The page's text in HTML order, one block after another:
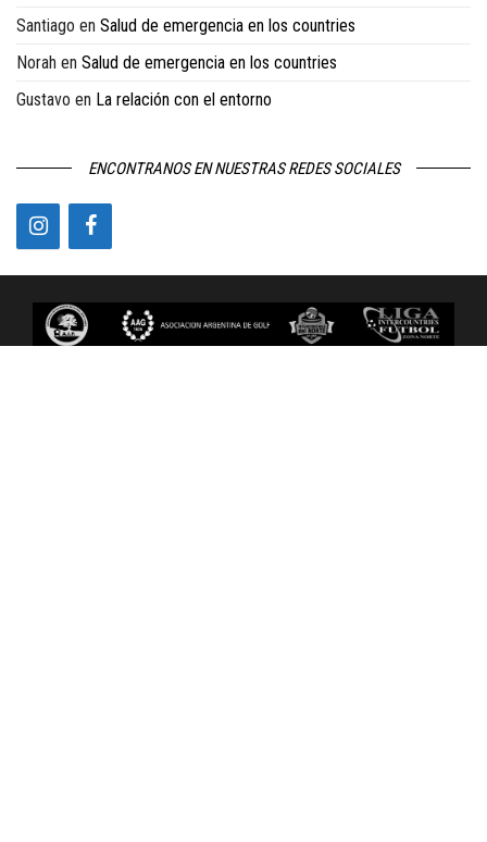
Santiago en Salud de emergencia en los countries
Norah en Salud de emergencia en los countries
Gustavo en La relación con el entorno
ENCONTRANOS EN NUESTRAS REDES SOCIALES